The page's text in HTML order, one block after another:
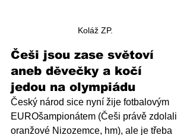
Koláž ZP.
Češi jsou zase světoví
aneb děvečky a kočí
jedou na olympiádu
Český národ sice nyní žije fotbalovým
EUROšampionátem (Češi právě zdolali
oranžové Nizozemce, hm), ale je třeba